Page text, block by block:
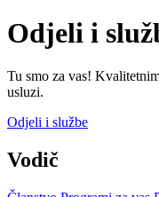
Odjeli i
Tu smo za vas!
usluzi.
Odjeli i službe
Vodič